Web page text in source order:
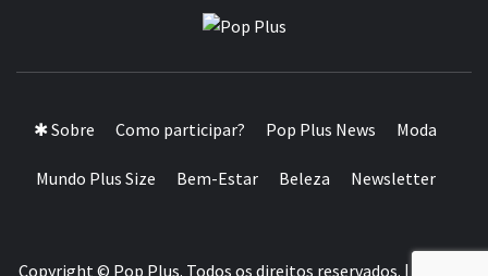
✱ Sobre Como participar? Pop Plus News Moda
Mundo Plus Size Bem-Estar Beleza Newsletter
Copyright © Pop Plus. Todos os direitos reservados. |